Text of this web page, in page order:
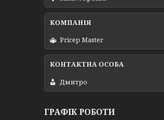
Pricep Master
Дмитро
ГРАФІК РОБОТИ